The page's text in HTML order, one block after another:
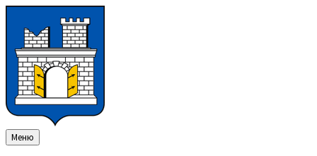
змісту
ліву
бічну
панель
праву
бічну
панель
нижнього
колонтитула
Меню